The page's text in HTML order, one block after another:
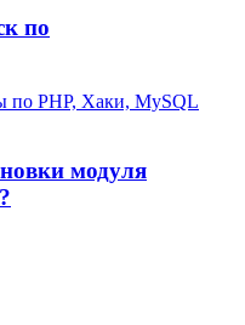
по
по PHP, Хаки, MySQL
модуля